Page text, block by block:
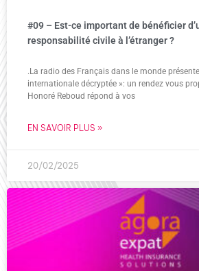
#09 – Est-ce important de bénéficier
responsabilité civile à l’étranger ?
.La radio des Français dans le monde
internationale décryptée »: un rendez vous
Honoré Reboud répond à vos
EN SAVOIR PLUS »
20/02/2025